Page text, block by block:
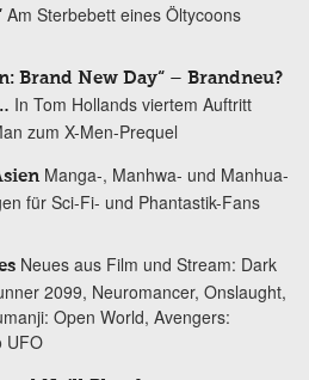
Am Sterbebett eines Öltycoons
Brand New Day“ – Brandneu?
In Tom Hollands viertem Auftritt
zum X-Men-Prequel
Manga-, Manhwa- und Manhua-
für Sci-Fi- und Phantastik-Fans
Neues aus Film und Stream: Dark
2099, Neuromancer, Onslaught,
Open World, Avengers:
UFO